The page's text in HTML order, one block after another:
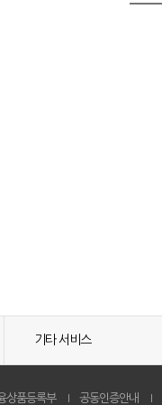
기타 서비스
상품등록부 공동인증안내